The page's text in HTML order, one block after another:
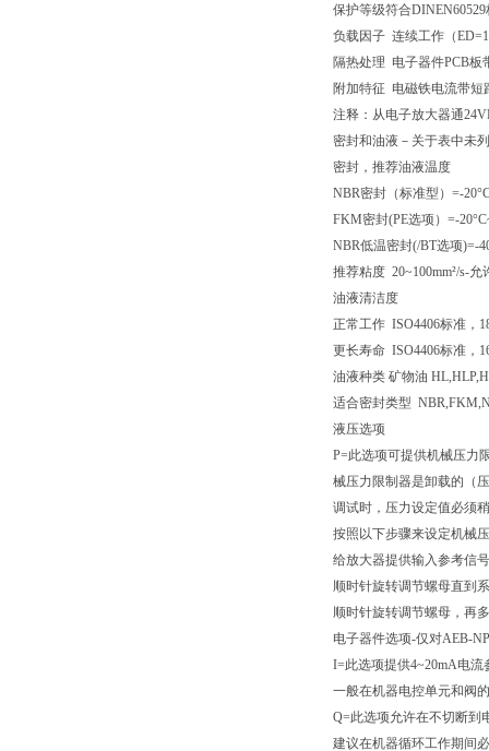
保护等级符合
负载因子 连续工作（
隔热处理 电子器件PCB板
附加特征 电磁铁电流带短
注释：从电子放大器通
密封和油液－关于表中未
密封，推荐油液温度
NBR密封（标准型）=-
FKM密封(PE选项）=-
NBR低温密封(/BT选项)=-
推荐粘度 20~100mm²/s-允
油液清洁度
正常工作 ISO4406标准，
更长寿命 ISO4406标准，
油液种类 矿物油
适合密封类型
液压选项
P=此选项可提供机械压力
械压力限制器是卸载的（
调试时，压力设定值必须
按照以下步骤来设定机械
给放大器提供输入参考信
顺时针旋转调节螺母直到
顺时针旋转调节螺母，再
电子器件选项-仅对AEB-
I=此选项提供4~20mA电
一般在机器电控单元和阀
Q=此选项允许在不切断到
建议在机器循环工作期间